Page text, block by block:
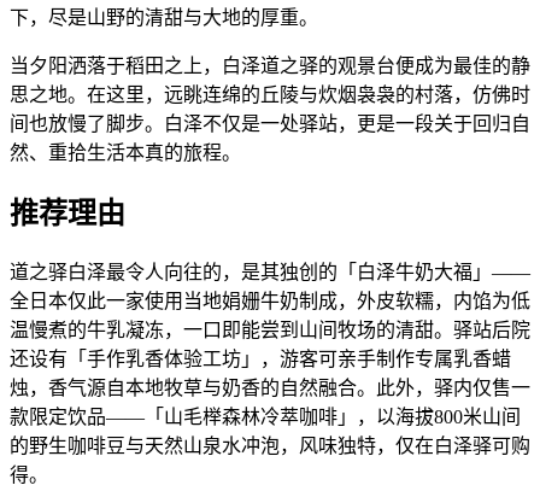
下，尽是山野的清甜与大地的厚重。
当夕阳洒落于稻田之上，白泽道之驿的观景台便成为最佳的静
思之地。在这里，远眺连绵的丘陵与炊烟袅袅的村落，仿佛时
间也放慢了脚步。白泽不仅是一处驿站，更是一段关于回归自
然、重拾生活本真的旅程。
推荐理由
道之驿白泽最令人向往的，是其独创的「白泽牛奶大福」——
全日本仅此一家使用当地娟姗牛奶制成，外皮软糯，内馅为低
温慢煮的牛乳凝冻，一口即能尝到山间牧场的清甜。驿站后院
还设有「手作乳香体验工坊」，游客可亲手制作专属乳香蜡
烛，香气源自本地牧草与奶香的自然融合。此外，驿内仅售一
款限定饮品——「山毛榉森林冷萃咖啡」，以海拔800米山间
的野生咖啡豆与天然山泉水冲泡，风味独特，仅在白泽驿可购
得。